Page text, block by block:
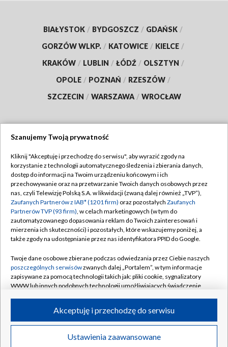
BIAŁYSTOK / BYDGOSZCZ / GDAŃSK /
GORZÓW WLKP. / KATOWICE / KIELCE /
KRAKÓW / LUBLIN / ŁÓDŹ / OLSZTYN /
OPOLE / POZNAŃ / RZESZÓW /
SZCZECIN / WARSZAWA / WROCŁAW
TVP
Abonament TVP
Emisja w TVP
Centrum informacji TVP
Naziemna Telewizja Cyfrowa
Rada Programowa
System NOS
Informacje o nadawcy
Program dla prasy
Regulamin TVP
Polityka prywatności
Moje zgody
Pomoc
Kontakt
Kanały
©2026 Telewizja Polska S.A. w likwidacji
Szanujemy Twoją prywatność
Kliknij "Akceptuję i przechodzę do serwisu", aby wyrazić zgody na
korzystanie z technologii automatycznego śledzenia i zbierania danych,
dostęp do informacji na Twoim urządzeniu końcowym i ich
przechowywanie oraz na przetwarzanie Twoich danych osobowych przez
nas, czyli Telewizję Polską S.A. w likwidacji (zwaną dalej również „TVP”),
Zaufanych Partnerów z IAB* (1201 firm) oraz pozostałych Zaufanych
Partnerów TVP (93 firm), w celach marketingowych (w tym do
zautomatyzowanego dopasowania reklam do Twoich zainteresowań i
mierzenia ich skuteczności) i pozostałych, które wskazujemy poniżej, a
także zgody na udostępnianie przez nas identyfikatora PPID do Google.
Twoje dane osobowe zbierane podczas odwiedzania przez Ciebie naszych
poszczególnych serwisówzwanych dalej „Portalem”, w tym informacje
zapisywane za pomocą technologii takich jak: pliki cookie, sygnalizatory
WWW lub innych podobnych technologii umożliwiających świadczenie
ruchu w Internecie.
Twoje dane osobowe zbierane podczas odwiedzania przez Ciebie
poszczególnych serwisówna Portalu, takie jak adresy IP, identyfikatory
Ustawienia zaawansowane
Akceptuję i przechodzę do serwisu